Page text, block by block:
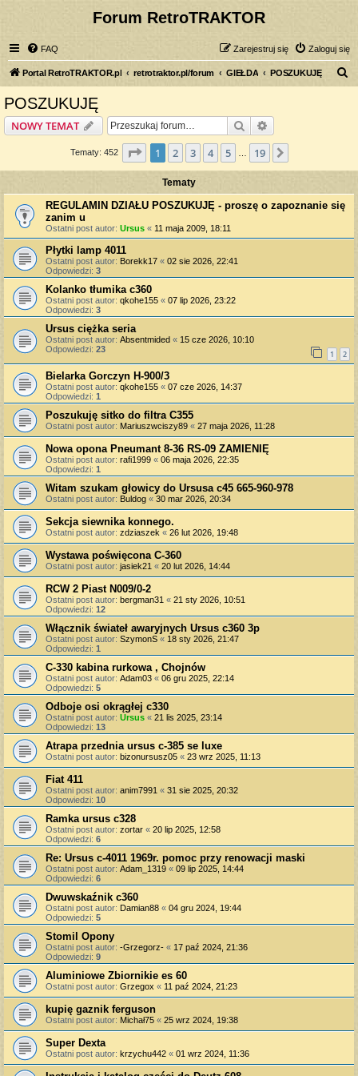
Forum RetroTRAKTOR
FAQ Zaloguj się
Zarejestruj się
Portal RetroTRAKTOR.pl retrotraktor.pl/forum GIEŁDA POSZUKUJĘ
POSZUKUJĘ
NOWY TEMAT Szukaj
Tematy: 452 Strona1 z19
1 2 3 4 5 19
Tematy
REGULAMIN DZIAŁU POSZUKUJĘ - proszę o zapoznanie się
zanim u
Ostatni post autor: Ursus « 11 maja 2009, 18:11
Płytki lamp 4011
Ostatni post autor: Borekk17 « 02 sie 2026, 22:41
Odpowiedzi: 3
Kolanko tłumika c360
Ostatni post autor: qkohe155 « 07 lip 2026, 23:22
Odpowiedzi: 3
Ursus ciężka seria
Ostatni post autor: Absentmided « 15 cze 2026, 10:10
Odpowiedzi: 23 1 2
Bielarka Gorczyn H-900/3
Ostatni post autor: qkohe155 « 07 cze 2026, 14:37
Odpowiedzi: 1
Poszukuję sitko do filtra C355
Ostatni post autor: Mariuszwciszy89 « 27 maja 2026, 11:28
Nowa opona Pneumant 8-36 RS-09 ZAMIENIĘ
Ostatni post autor: rafi1999 « 06 maja 2026, 22:35
Odpowiedzi: 1
Witam szukam głowicy do Ursusa c45 665-960-978
Ostatni post autor: Buldog « 30 mar 2026, 20:34
Sekcja siewnika konnego.
Ostatni post autor: zdziaszek « 26 lut 2026, 19:48
Wystawa poświęcona C-360
Ostatni post autor: jasiek21 « 20 lut 2026, 14:44
RCW 2 Piast N009/0-2
Ostatni post autor: bergman31 « 21 sty 2026, 10:51
Odpowiedzi: 12
Włącznik świateł awaryjnych Ursus c360 3p
Ostatni post autor: SzymonS « 18 sty 2026, 21:47
Odpowiedzi: 1
C-330 kabina rurkowa , Chojnów
Ostatni post autor: Adam03 « 06 gru 2025, 22:14
Odpowiedzi: 5
Odboje osi okrągłej c330
Ostatni post autor: Ursus « 21 lis 2025, 23:14
Odpowiedzi: 13
Atrapa przednia ursus c-385 se luxe
Ostatni post autor: bizonursusz05 « 23 wrz 2025, 11:13
Fiat 411
Ostatni post autor: anim7991 « 31 sie 2025, 20:32
Odpowiedzi: 10
Ramka ursus c328
Ostatni post autor: zortar « 20 lip 2025, 12:58
Odpowiedzi: 6
Re: Ursus c-4011 1969r. pomoc przy renowacji maski
Ostatni post autor: Adam_1319 « 09 lip 2025, 14:44
Odpowiedzi: 6
Dwuwskaźnik c360
Ostatni post autor: Damian88 « 04 gru 2024, 19:44
Odpowiedzi: 5
Stomil Opony
Ostatni post autor: -Grzegorz- « 17 paź 2024, 21:36
Odpowiedzi: 9
Aluminiowe Zbiornikie es 60
Ostatni post autor: Grzegox « 11 paź 2024, 21:23
kupię gaznik ferguson
Ostatni post autor: Michał75 « 25 wrz 2024, 19:38
Super Dexta
Ostatni post autor: krzychu442 « 01 wrz 2024, 11:36